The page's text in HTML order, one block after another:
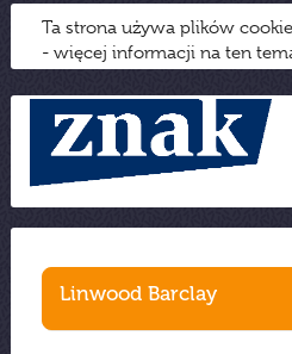
Ta strona używa plików
- więcej informacji na ten
Linwood Barclay